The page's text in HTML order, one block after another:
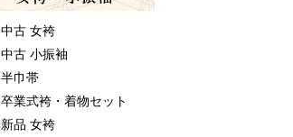
中古 女袴
中古 小振袖
半巾帯
卒業式袴・着物セット
新品 女袴